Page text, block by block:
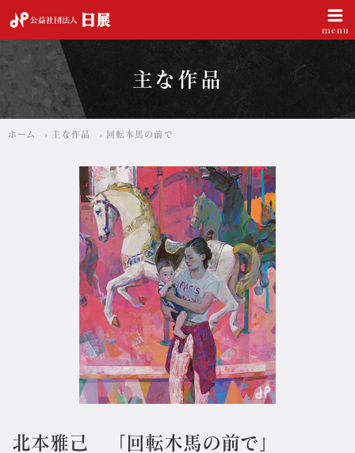
主な作品
ホーム 主な作品 回転木馬の前で
北本雅己 「回転木馬の前で」